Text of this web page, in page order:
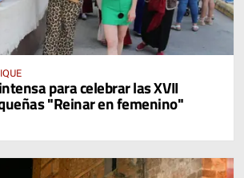
para celebrar las XVII
"Reinar en femenino"